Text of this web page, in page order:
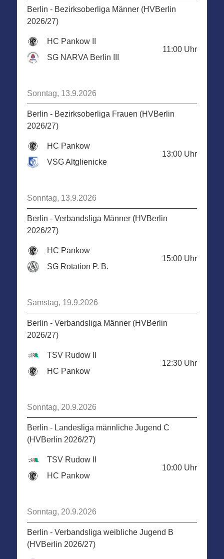
Berlin - Bezirksoberliga Männer (HVBerlin
2026/27)
HC Pankow II
SG NARVA Berlin III
11:00 Uhr
Sonntag, 13.9.2026
Berlin - Bezirksoberliga Frauen (HVBerlin
2026/27)
HC Pankow
VSG Altglienicke
13:00 Uhr
Sonntag, 13.9.2026
Berlin - Verbandsliga Männer (HVBerlin
2026/27)
HC Pankow
SG Rotation P. B.
15:00 Uhr
Samstag, 19.9.2026
Berlin - Verbandsliga Männer (HVBerlin
2026/27)
TSV Rudow II
HC Pankow
12:30 Uhr
Sonntag, 20.9.2026
Berlin - Landesliga männliche Jugend C
(HVBerlin 2026/27)
TSV Rudow II
HC Pankow
10:00 Uhr
Sonntag, 20.9.2026
Berlin - Verbandsliga weibliche Jugend B
(HVBerlin 2026/27)